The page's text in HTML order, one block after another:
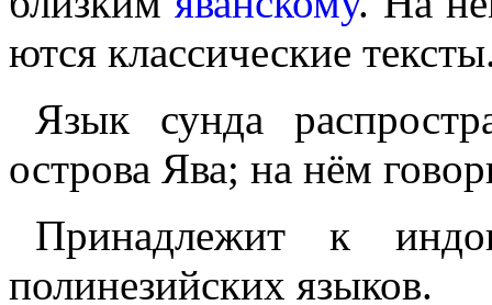
ют­ся классические
Язык сунда
острова Ява; на нём
Принадлежит к
полинезийских языков.